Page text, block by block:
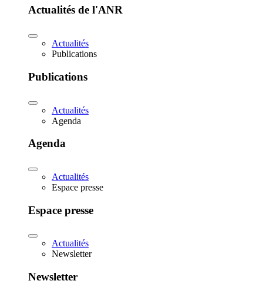
Actualités de l'ANR
Actualités
Publications
Publications
Actualités
Agenda
Agenda
Actualités
Espace presse
Espace presse
Actualités
Newsletter
Newsletter